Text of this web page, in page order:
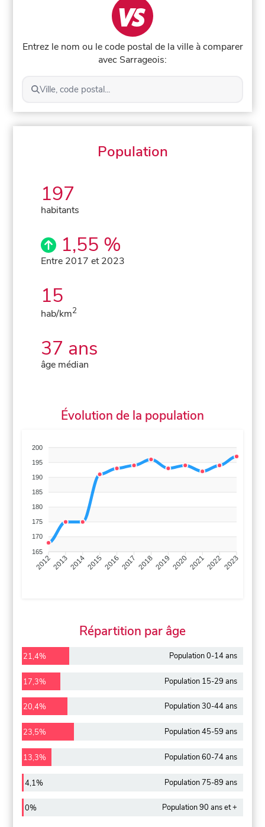
Entrez le nom ou le code postal de la ville à comparer
avec Sarrageois:
Ville, code postal...
Population
197
habitants
1,55 %
Entre 2017 et 2023
15
hab/km2
37 ans
âge médian
Évolution de la population
200
195
190
185
180
175
170
165
201220132014201520162017 20182019 2020202120222023
Répartition par âge
21,4% Population 0-14 ans
17,3% Population 15-29 ans
20,4% Population 30-44 ans
23,5% Population 45-59 ans
13,3% Population 60-74 ans
4,1% Population 75-89 ans
0% Population 90 ans et +